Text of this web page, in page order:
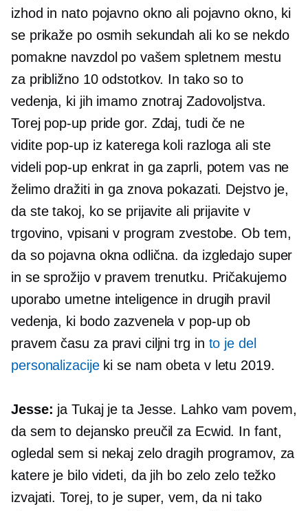
izhod in nato pojavno okno ali pojavno okno, ki
se prikaže po osmih sekundah ali ko se nekdo
pomakne navzdol po vašem spletnem mestu
za približno 10 odstotkov. In tako so to
vedenja, ki jih imamo znotraj Zadovoljstva.
Torej pop-uppride gor. Zdaj, tudi če ne
vidite pop-upiz katerega koli razloga ali ste
videli pop-upenkrat in ga zaprli, potem vas ne
želimo dražiti in ga znova pokazati. Dejstvo je,
da ste takoj, ko se prijavite ali prijavite v
trgovino, vpisani v program zvestobe. Ob tem,
da so pojavna okna odlična. da izgledajo super
in se sprožijo v pravem trenutku. Pričakujemo
uporabo umetne inteligence in drugih pravil
vedenja, ki bodo zazvenela v pop-upob
pravem času za pravi ciljni trg in to je del
personalizacijeki se nam obeta v letu 2019.
Jesse: ja Tukaj je ta Jesse. Lahko vam povem,
da sem to dejansko preučil za Ecwid. In fant,
ogledal sem si nekaj zelo dragih programov, za
katere je bilo videti, da jih bo zelo zelo težko
izvajati. Torej, to je super, vem, da ni tako